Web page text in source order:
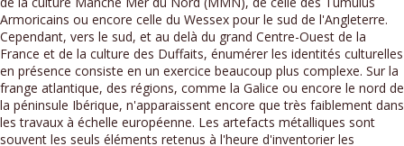
Armoricains ou encore celle du Wessex pour le sud de l'Angleterre.
Cependant, vers le sud, et au delà du grand Centre-Ouest de la
France et de la culture des Duffaits, énumérer les identités culturelles
en présence consiste en un exercice beaucoup plus complexe. Sur la
frange atlantique, des régions, comme la Galice ou encore le nord de
la péninsule Ibérique, n'apparaissent encore que très faiblement dans
les travaux à échelle européenne. Les artefacts métalliques sont
souvent les seuls éléments retenus à l'heure d'inventorier les